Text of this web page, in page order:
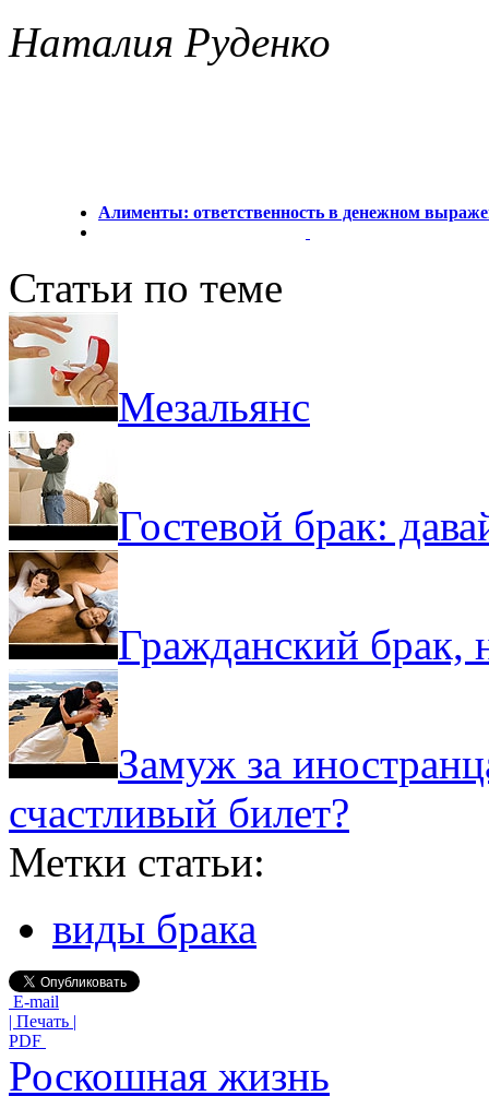
Наталия Руденко
Алименты: ответственность в денежном
Статьи по теме
Мезальянс
Гостевой брак:
Гражданский брак,
Замуж за
счастливый билет?
Метки статьи:
виды брака
E-mail
| Печать |
PDF
Роскошная жизнь